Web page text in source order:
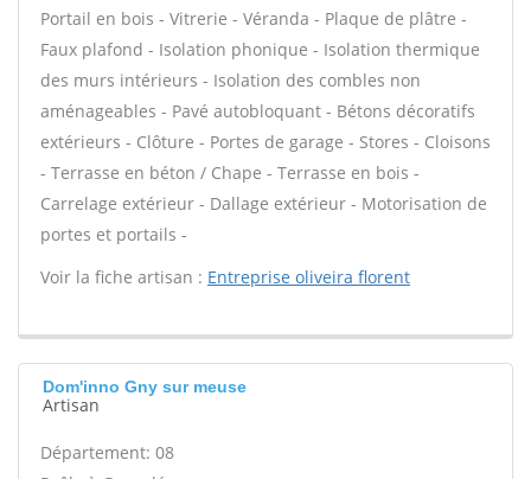
Portail en bois - Vitrerie - Véranda - Plaque de plâtre -
Faux plafond - Isolation phonique - Isolation thermique
des murs intérieurs - Isolation des combles non
aménageables - Pavé autobloquant - Bétons décoratifs
extérieurs - Clôture - Portes de garage - Stores - Cloisons
- Terrasse en béton / Chape - Terrasse en bois -
Carrelage extérieur - Dallage extérieur - Motorisation de
portes et portails -
Voir la fiche artisan : Entreprise oliveira florent
Dom'inno Gny sur meuse
Artisan
Département: 08